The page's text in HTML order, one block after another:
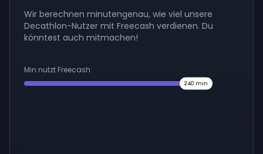
Wir berechnen minutengenau, wie viel unsere
Decathlon-Nutzer mit Freecash verdienen. Du
könntest auch mitmachen!
Min nutzt Freecash:
240 min